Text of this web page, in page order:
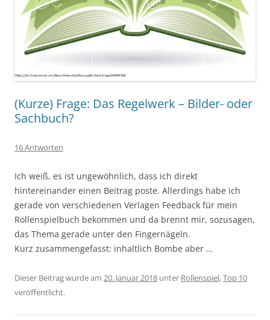
(Kurze) Frage: Das Regelwerk – Bilder- oder
Sachbuch?
16 Antworten
Ich weiß, es ist ungewöhnlich, dass ich direkt
hintereinander einen Beitrag poste. Allerdings habe ich
gerade von verschiedenen Verlagen Feedback für mein
Rollenspielbuch bekommen und da brennt mir, sozusagen,
das Thema gerade unter den Fingernägeln.
Kurz zusammengefasst: inhaltlich Bombe aber …
Dieser Beitrag wurde am 20. Januar 2018 unter Rollenspiel,Top 10
veröffentlicht.